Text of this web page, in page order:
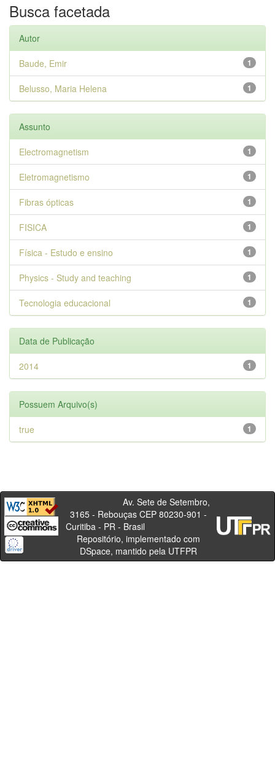
Busca facetada
Autor
1
Baude, Emir
1
Belusso, Maria Helena
Assunto
1
Electromagnetism
1
Eletromagnetismo
1
Fibras ópticas
1
FISICA
1
Física - Estudo e ensino
1
Physics - Study and teaching
1
Tecnologia educacional
Data de Publicação
1
2014
Possuem Arquivo(s)
1
true
Av. Sete de Setembro,
3165 - Rebouças CEP 80230-901 -
Curitiba - PR - Brasil
Repositório, implementado com
DSpace, mantido pela UTFPR